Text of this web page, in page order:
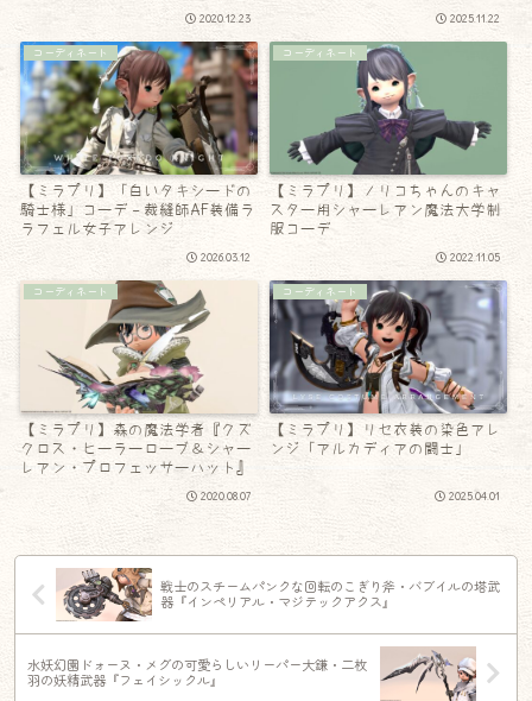
2020.12.23 2025.11.22
コーディネート
【ミラプリ】「白いタキシードの
騎士様」コーデ – 裁縫師AF装備ラ
ラフェル女子アレンジ
2026.03.12
コーディネート
【ミラプリ】ノリコちゃんのキャ
スター用シャーレアン魔法大学制
服コーデ
2022.11.05
コーディネート
【ミラプリ】森の魔法学者『クズ
クロス・ヒーラーローブ＆シャー
レアン・プロフェッサーハット』
2020.08.07
コーディネート
【ミラプリ】リセ衣装の染色アレ
ンジ「アルカディアの闘士」
2025.04.01
戦士のスチームパンクな回転のこぎり斧・バブイルの塔武
器『インペリアル・マジテックアクス』
水妖幻園ドォーヌ・メグの可愛らしいリーパー大鎌・二枚
羽の妖精武器『フェイシックル』